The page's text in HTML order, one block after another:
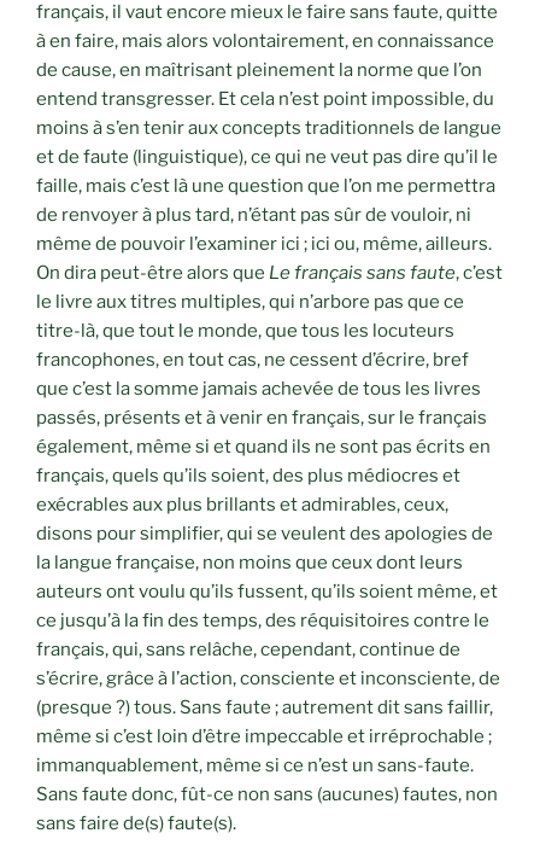
français, il vaut encore mieux le faire sans faute, quitte
à en faire, mais alors volontairement, en connaissance
de cause, en maîtrisant pleinement la norme que l’on
entend transgresser. Et cela n’est point impossible, du
moins à s’en tenir aux concepts traditionnels de langue
et de faute (linguistique), ce qui ne veut pas dire qu’il le
faille, mais c’est là une question que l’on me permettra
de renvoyer à plus tard, n’étant pas sûr de vouloir, ni
même de pouvoir l’examiner ici ; ici ou, même, ailleurs.
On dira peut-être alors que Le français sans faute, c’est
le livre aux titres multiples, qui n’arbore pas que ce
titre-là, que tout le monde, que tous les locuteurs
francophones, en tout cas, ne cessent d’écrire, bref
que c’est la somme jamais achevée de tous les livres
passés, présents et à venir en français, sur le français
également, même si et quand ils ne sont pas écrits en
français, quels qu’ils soient, des plus médiocres et
exécrables aux plus brillants et admirables, ceux,
disons pour simplifier, qui se veulent des apologies de
la langue française, non moins que ceux dont leurs
auteurs ont voulu qu’ils fussent, qu’ils soient même, et
ce jusqu’à la fin des temps, des réquisitoires contre le
français, qui, sans relâche, cependant, continue de
s’écrire, grâce à l’action, consciente et inconsciente, de
(presque ?) tous. Sans faute ; autrement dit sans faillir,
même si c’est loin d’être impeccable et irréprochable ;
immanquablement, même si ce n’est un sans-faute.
Sans faute donc, fût-ce non sans (aucunes) fautes, non
sans faire de(s) faute(s).